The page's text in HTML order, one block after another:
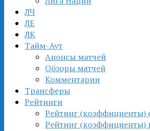
ЛЧ
ЛЕ
ЛК
Тайм-Аут
Анонсы матчей
Обзоры матчей
Комментарии
Трансферы
Рейтинги
Рейтинг
Рейтинг (коэффициенты)